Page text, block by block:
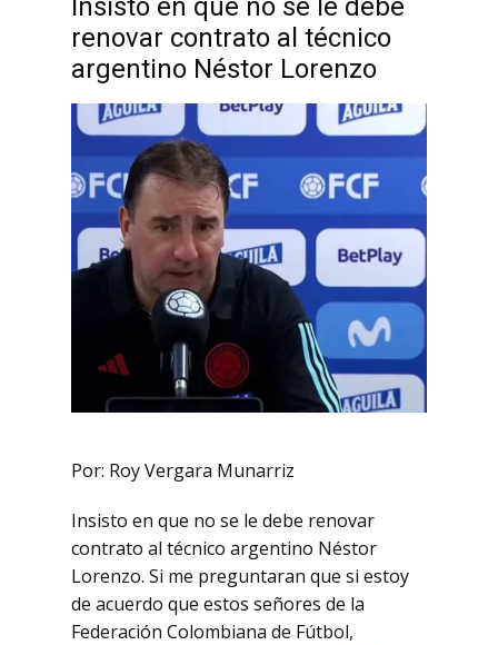
Insisto en que no se le debe
renovar contrato al técnico
argentino Néstor Lorenzo
Por: Roy Vergara Munarriz
Insisto en que no se le debe renovar
contrato al técnico argentino Néstor
Lorenzo. Si me preguntaran que si estoy
de acuerdo que estos señores de la
Federación Colombiana de Fútbol,